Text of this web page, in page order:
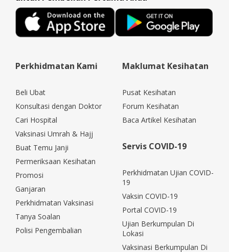
Perkhidmatan Kami
Beli Ubat
Konsultasi dengan Doktor
Cari Hospital
Vaksinasi Umrah & Hajj
Buat Temu Janji
Permeriksaan Kesihatan
Promosi
Ganjaran
Perkhidmatan Vaksinasi
Tanya Soalan
Polisi Pengembalian
Maklumat Kesihatan
Pusat Kesihatan
Forum Kesihatan
Baca Artikel Kesihatan
Servis COVID-19
Perkhidmatan Ujian COVID-
19
Vaksin COVID-19
Portal COVID-19
Ujian Berkumpulan Di
Lokasi
Vaksinasi Berkumpulan Di